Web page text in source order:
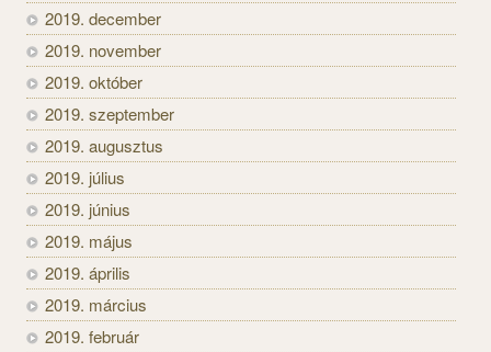
2019. december
2019. november
2019. október
2019. szeptember
2019. augusztus
2019. július
2019. június
2019. május
2019. április
2019. március
2019. február